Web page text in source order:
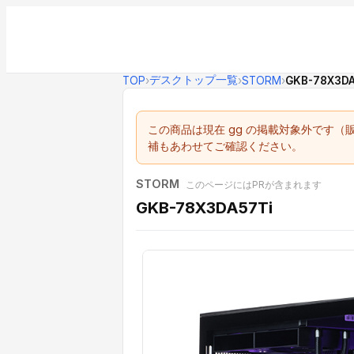
TOP›デスクトップ一覧›STORM›GKB-
この商品は現在 gg の掲載対象外です（
補もあわせてご確認ください。
STORM このページにはPRが含まれます
GKB-78X3DA57Ti